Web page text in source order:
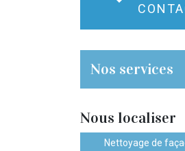
Nos services
Nous localiser
Nettoyage de